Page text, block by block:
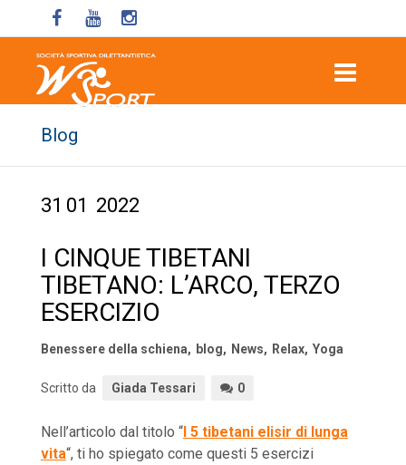
Blog
31 01 2022
I CINQUE TIBETANI
TIBETANO: L’ARCO, TERZO
ESERCIZIO
Benessere della schiena, blog, News, Relax, Yoga
Scritto da Giada Tessari 0
Nell’articolo dal titolo “I 5 tibetani elisir di lunga
vita“, ti ho spiegato come questi 5 esercizi